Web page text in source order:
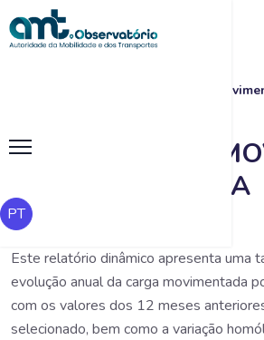
PT
Evolução do
EVOLUÇÃO DO
GERAL DE CARGA
Este relatório dinâmico apresenta uma
evolução anual da carga movimentada
com os valores dos 12 meses
selecionado, bem como a variação